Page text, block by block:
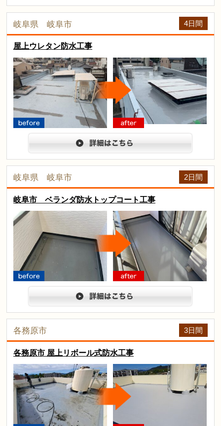
詳細は
岐阜県 岐阜市
詳細は
屋上ウレタン防水工事
4日間
before after
arrow
岐阜県 岐阜市
詳細は
岐阜市 ベランダ防水トップコート工事
2日間
before after
arrow
各務原市
各務原市 屋上リボール式防水工事
3日間